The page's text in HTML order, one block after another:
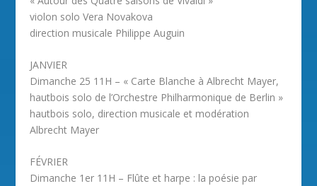
violon solo Vera Novakova
direction musicale Philippe Auguin
JANVIER
Dimanche 25 11H – « Carte Blanche à Albrecht Mayer,
hautbois solo de l’Orchestre Philharmonique de Berlin »
hautbois solo, direction musicale et modération
Albrecht Mayer
FÉVRIER
Dimanche 1er 11H – Flûte et harpe : la poésie par